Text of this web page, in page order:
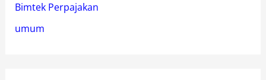
Bimtek Perpajakan
umum